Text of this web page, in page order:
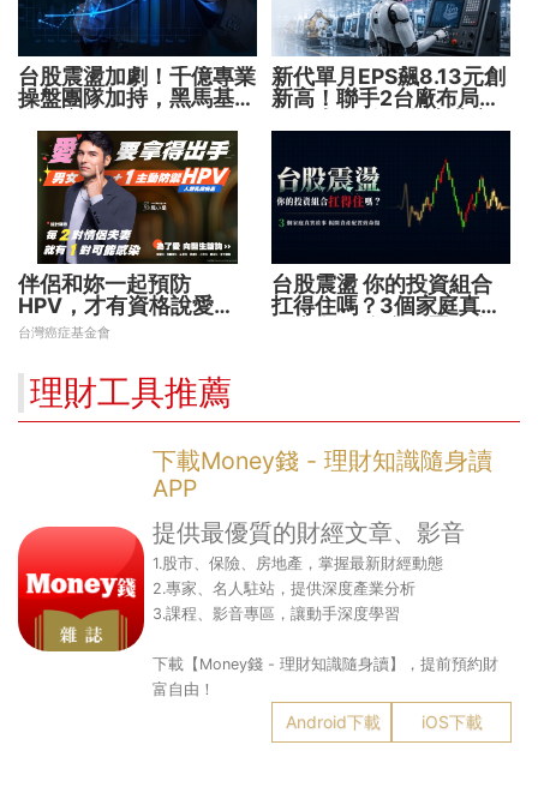
台股震盪加劇！千億專業
操盤團隊加持，黑馬基金
新代單月EPS飆8.13元創
新高！聯手2台廠布局機
伴侶和妳一起預防
HPV，才有資格說愛
妳！
台灣癌症基金會
台股震盪 你的投資組合
扛得住嗎？3個家庭真實
理財工具推薦
下載Money錢 - 理財知識隨身讀
APP
提供最優質的財經文章、影音
1.股市、保險、房地產，掌握最新財經動態
2.專家、名人駐站，提供深度產業分析
3.課程、影音專區，讓動手深度學習
下載【Money錢 - 理財知識隨身讀】，提前預約財
富自由！
Android下載 iOS下載